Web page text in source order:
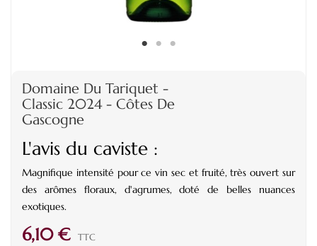
Domaine Du Tariquet -
Classic 2024 - Côtes De
Gascogne
L'avis du caviste :
Magnifique intensité pour ce vin sec et fruité, très ouvert sur
des arômes floraux, d'agrumes, doté de belles nuances
exotiques.
6,10 € TTC